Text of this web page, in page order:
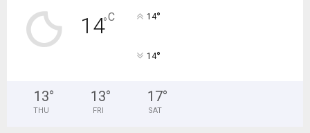
14°C 14°
14°
13°
THU
13°
FRI
17°
SAT